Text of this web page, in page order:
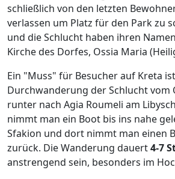
schließlich von den letzten
verlassen um Platz für den Park zu
und die Schlucht haben ihren
Kirche des Dorfes, Ossia Maria
Ein "Muss" für Besucher auf Kreta
Durchwanderung der Schlucht vom
runter nach Agia Roumeli am
nimmt man ein Boot bis ins nahe
Sfakion und dort nimmt man einen
zurück. Die Wanderung dauert4-7
anstrengend sein, besonders im